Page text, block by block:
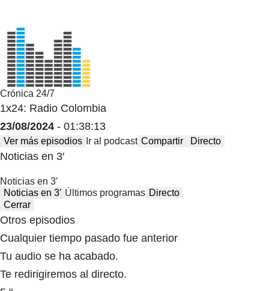
Crónica 24/7
1x24: Radio Colombia
23/08/2024 - 01:38:13
Ver más episodios Ir al podcast Compartir Directo
Noticias en 3′
Noticias en 3′
Noticias en 3′ Últimos programas Directo
Cerrar
Otros episodios
Cualquier tiempo pasado fue anterior
Tu audio se ha acabado.
Te redirigiremos al directo.